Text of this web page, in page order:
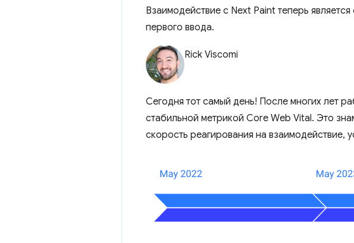
Взаимодействие с Next Paint теперь
первого ввода.
Rick Viscomi
Сегодня тот самый день! После многих лет
стабильной метрикой Core Web Vital. Это
скорость реагирования на взаимодействие,